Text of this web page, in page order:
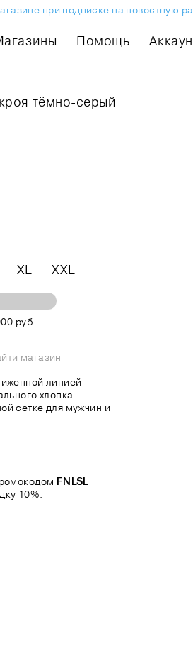
при подписке на новостную
Помощь
тёмно-серый
XL XXL
руб.
магазин
линией
хлопка
сетке для мужчин и
FNLSL
10%.